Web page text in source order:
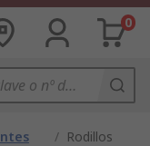
0
/ Rodillos